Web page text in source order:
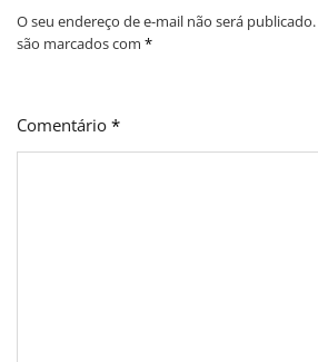
O seu endereço de e-mail não será publicado.
são marcados com *
Comentário *